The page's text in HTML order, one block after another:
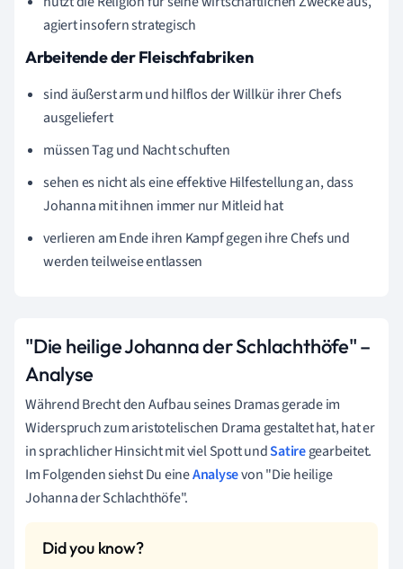
agiert insofern strategisch
Arbeitende der Fleischfabriken
sind äußerst arm und hilflos der Willkür ihrer Chefs
ausgeliefert
müssen Tag und Nacht schuften
sehen es nicht als eine effektive Hilfestellung an, dass
Johanna mit ihnen immer nur Mitleid hat
verlieren am Ende ihren Kampf gegen ihre Chefs und
werden teilweise entlassen
"Die heilige Johanna der Schlachthöfe" –
Analyse
Während Brecht den Aufbau seines Dramas gerade im
Widerspruch zum aristotelischen Drama gestaltet hat, hat er
in sprachlicher Hinsicht mit viel Spott undSatiregearbeitet.
Im Folgenden siehst Du eineAnalysevon "Die heilige
Johanna der Schlachthöfe".